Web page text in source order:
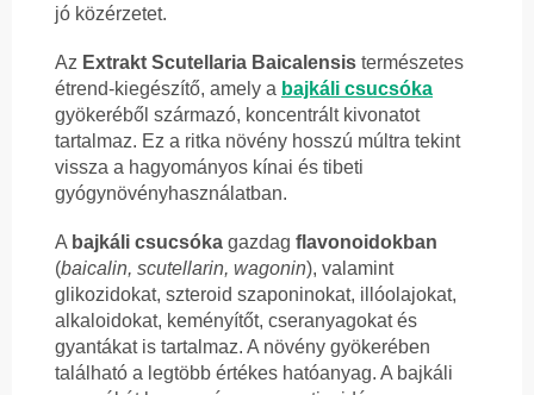
jó közérzetet.
Az Extrakt Scutellaria Baicalensis természetes
étrend-kiegészítő, amely a bajkáli csucsóka
gyökeréből származó, koncentrált kivonatot
tartalmaz. Ez a ritka növény hosszú múltra tekint
vissza a hagyományos kínai és tibeti
gyógynövényhasználatban.
A bajkáli csucsóka gazdag flavonoidokban
(baicalin, scutellarin, wagonin), valamint
glikozidokat, szteroid szaponinokat, illóolajokat,
alkaloidokat, keményítőt, cseranyagokat és
gyantákat is tartalmaz. A növény gyökerében
található a legtöbb értékes hatóanyag. A bajkáli